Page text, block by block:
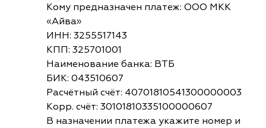
Кому предназначен платеж: ООО МКК
«Айва»
ИНН: 3255517143
КПП: 325701001
Наименование банка: ВТБ
БИК: 043510607
Расчётный счёт: 40701810541300000003
Корр. счёт: 30101810335100000607
В назначении платежа укажите номер и